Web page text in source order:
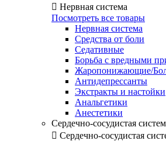
 Нервная система
Посмотреть все товары
Нервная система
Средства от боли
Седативные
Борьба с вредными
Жаропонижающие/
Антидепрессанты
Экстракты и настойки
Анальгетики
Анестетики
Сердечно-сосудистая
 Сердечно-сосудистая